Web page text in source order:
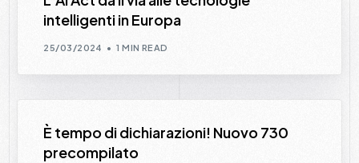
intelligenti in Europa
25/03/2024 1 MIN READ
È tempo di dichiarazioni! Nuovo 730
precompilato